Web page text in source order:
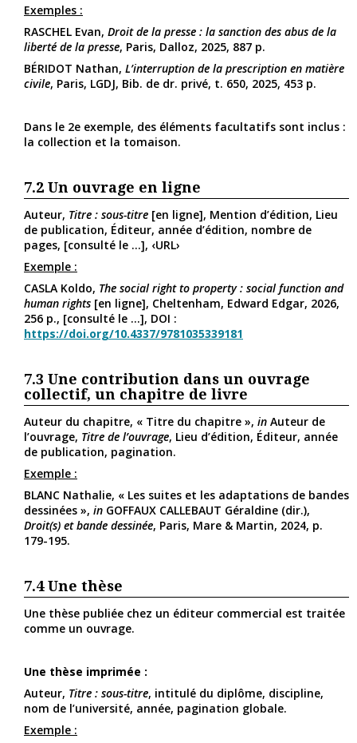
Exemples :
RASCHEL Evan, Droit de la presse : la sanction des abus de la
liberté de la presse, Paris, Dalloz, 2025, 887 p.
BÉRIDOT Nathan, L’interruption de la prescription en matière
civile, Paris, LGDJ, Bib. de dr. privé, t. 650, 2025, 453 p.
Dans le 2e exemple, des éléments facultatifs sont inclus :
la collection et la tomaison.
7.2 Un ouvrage en ligne
Auteur, Titre : sous-titre [en ligne], Mention d’édition, Lieu
de publication, Éditeur, année d’édition, nombre de
pages, [consulté le ...], ‹URL›
Exemple :
CASLA Koldo, The social right to property : social function and
human rights [en ligne], Cheltenham, Edward Edgar, 2026,
256 p., [consulté le ...], DOI :
https://doi.org/10.4337/9781035339181
7.3 Une contribution dans un ouvrage
collectif, un chapitre de livre
Auteur du chapitre, « Titre du chapitre », in Auteur de
l’ouvrage, Titre de l’ouvrage, Lieu d’édition, Éditeur, année
de publication, pagination.
Exemple :
BLANC Nathalie, « Les suites et les adaptations de bandes
dessinées », in GOFFAUX CALLEBAUT Géraldine (dir.),
Droit(s) et bande dessinée, Paris, Mare & Martin, 2024, p.
179-195.
7.4Une thèse
Une thèse publiée chez un éditeur commercial est traitée
comme un ouvrage.
Une thèse imprimée :
Auteur, Titre : sous-titre, intitulé du diplôme, discipline,
nom de l’université, année, pagination globale.
Exemple :